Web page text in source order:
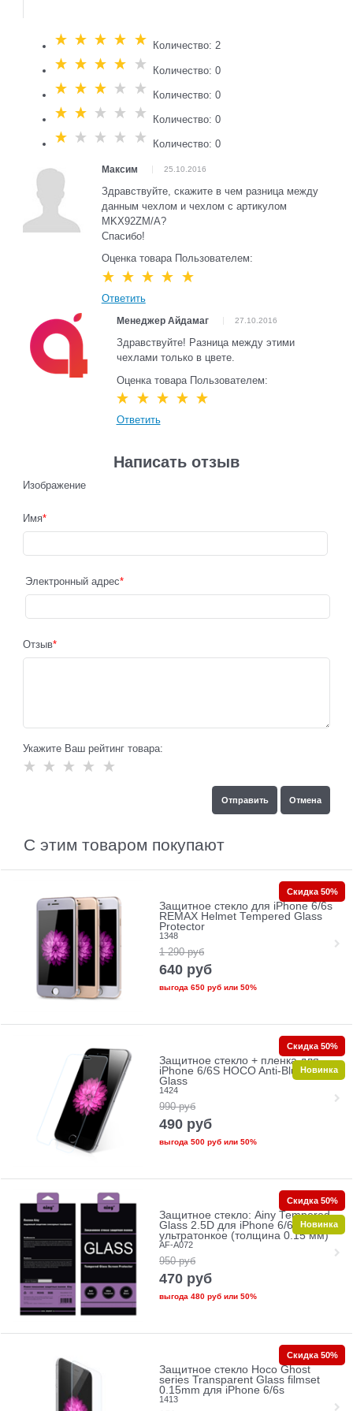
Количество: 2
Количество: 0
Количество: 0
Количество: 0
Количество: 0
Максим 25.10.2016
Здравствуйте, скажите в чем разница между
данным чехлом и чехлом с артикулом
MKX92ZM/A?
Спасибо!
Оценка товара Пользователем:
Ответить
Менеджер Айдамаг 27.10.2016
Здравствуйте! Разница между этими
чехлами только в цвете.
Оценка товара Пользователем:
Ответить
Написать отзыв
Изображение
Имя
Электронный адрес
Отзыв
Укажите Ваш рейтинг товара:
С этим товаром покупают
Защитное стекло для iPhone 6/6s
REMAX Helmet Tempered Glass
Protector
1348
1 290 руб
640 руб
выгода 650 рубили 50%
Скидка 50%
Защитное стекло + пленка для
iPhone 6/6S HOCO Anti-Blue Ray
Glass
1424
990 руб
490 руб
выгода 500 рубили 50%
Скидка 50%
Новинка
Защитное стекло: Ainy Tempered
Glass 2.5D для iPhone 6/6s
ультратонкое (толщина 0.15 мм)
AF-A072
950 руб
470 руб
выгода 480 рубили 50%
Скидка 50%
Новинка
Защитное стекло Hoco Ghost
series Transparent Glass filmset
0.15mm для iPhone 6/6s
1413
Скидка 50%